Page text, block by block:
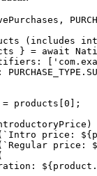
(includes
} = await
[
PURCHASE_TYPE .
= products[ 0 ];
`Intro price: ${
`Regular price:
${ product .